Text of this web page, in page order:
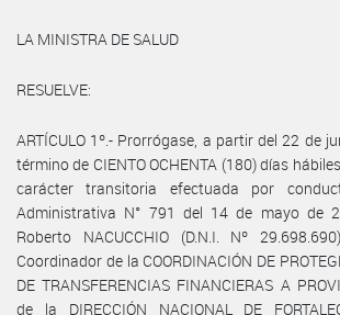
LA MINISTRA DE SALUD
RESUELVE:
ARTÍCULO 1º.- Prorrógase, a partir del 22 de
término de CIENTO OCHENTA (180) días
carácter transitoria efectuada por
Administrativa N° 791 del 14 de mayo de
Roberto NACUCCHIO (D.N.I. Nº
Coordinador de la COORDINACIÓN DE
DE TRANSFERENCIAS FINANCIERAS A
de la DIRECCIÓN NACIONAL DE